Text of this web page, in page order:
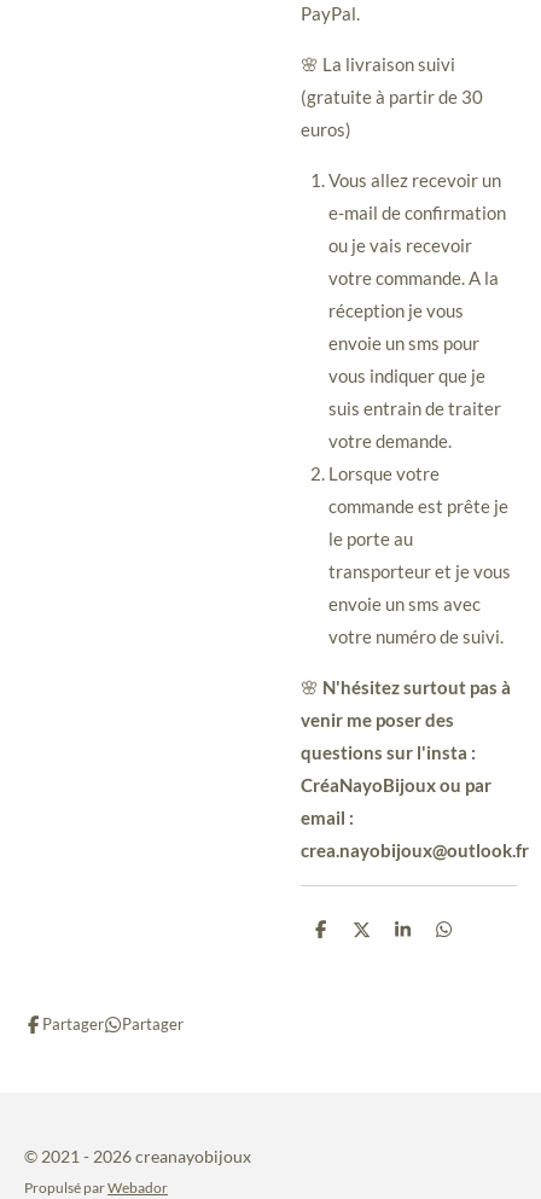
PayPal.
🌸 La livraison suivi
(gratuite à partir de 30
euros)
Vous allez recevoir un
e-mail de confirmation
ou je vais recevoir
votre commande. A la
réception je vous
envoie un sms pour
vous indiquer que je
suis entrain de traiter
votre demande.
Lorsque votre
commande est prête je
le porte au
transporteur et je vous
envoie un sms avec
votre numéro de suivi.
🌸 N'hésitez surtout pas à
venir me poser des
questions sur l'insta :
CréaNayoBijoux ou par
email :
crea.nayobijoux@outlook.fr
P
P
P
P
Partager Partager
© 2021 - 2026 creanayobijoux
Propulsé parWebador